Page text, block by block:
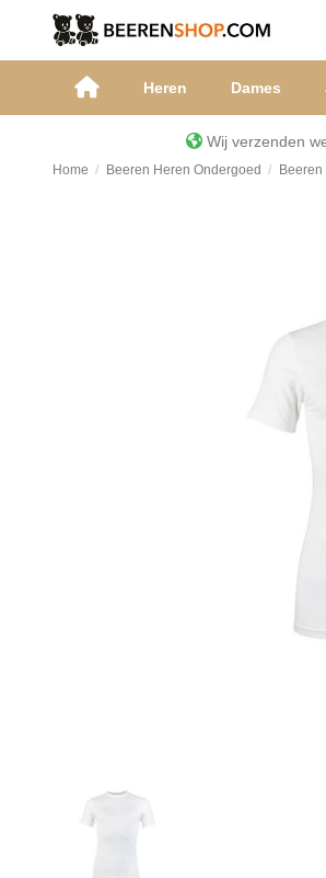
Heren Dames
Wij
Home Beeren Heren Ondergoed Beeren